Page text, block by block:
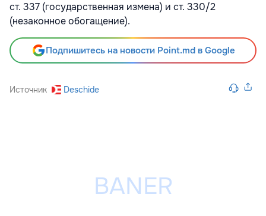
ст. 337 (государственная измена) и ст. 330/2
(незаконное обогащение).
Подпишитесь на новости Point.md в Google
Источник Deschide